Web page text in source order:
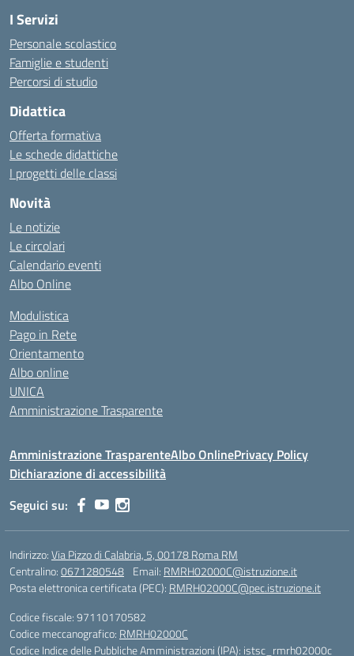
I Servizi
Personale scolastico
Famiglie e studenti
Percorsi di studio
Didattica
Offerta formativa
Le schede didattiche
I progetti delle classi
Novità
Le notizie
Le circolari
Calendario eventi
Albo Online
Modulistica
Pago in Rete
Orientamento
Albo online
UNICA
Amministrazione Trasparente
Amministrazione TrasparenteAlbo OnlinePrivacy Policy
Dichiarazione di accessibilità
Seguici su:
Indirizzo:Via Pizzo di Calabria, 5, 00178 Roma RM
Centralino:0671280548 Email: RMRH02000C@istruzione.it
Posta elettronica certificata (PEC): RMRH02000C@pec.istruzione.it
Codice fiscale: 97110170582
Codice meccanografico: RMRH02000C
Codice Indice delle Pubbliche Amministrazioni (IPA): istsc_rmrh02000c